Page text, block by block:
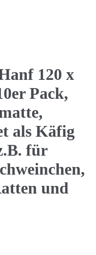
120 x
Pack,
als Käfig
für
und